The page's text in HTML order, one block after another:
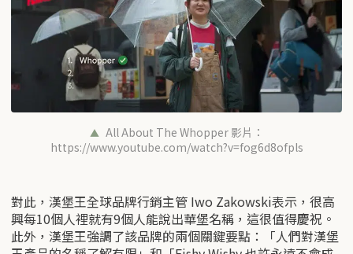
All About The Whopper 影片：
https://www.youtube.com/watch?v=fog6d8ofpls
對此，漢堡王全球品牌行銷主管 Iwo Zakowski表示，很高
興每10個人裡就有9個人能說出華堡名稱，這很值得慶祝。
此外，漢堡王強調了該品牌的兩個關鍵要點：「人們對漢堡